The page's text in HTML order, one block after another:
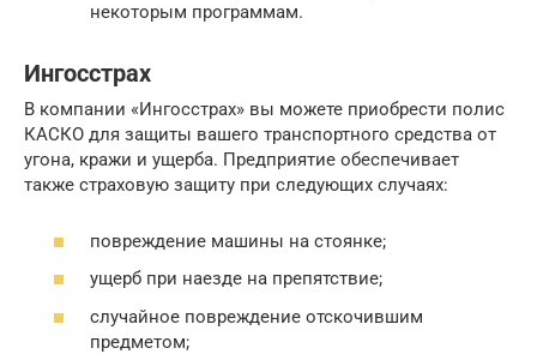
некоторым программам.
Ингосстрах
В компании «Ингосстрах» вы можете приобрести полис
КАСКО для защиты вашего транспортного средства от
угона, кражи и ущерба. Предприятие обеспечивает
также страховую защиту при следующих случаях:
повреждение машины на стоянке;
ущерб при наезде на препятствие;
случайное повреждение отскочившим
предметом;